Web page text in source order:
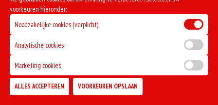
voorkeuren hieronder:
Noodzakelijke cookies (verplicht)
Analytische cookies
Marketing cookies
ALLES ACCEPTEREN VOORKEUREN OPSLAAN